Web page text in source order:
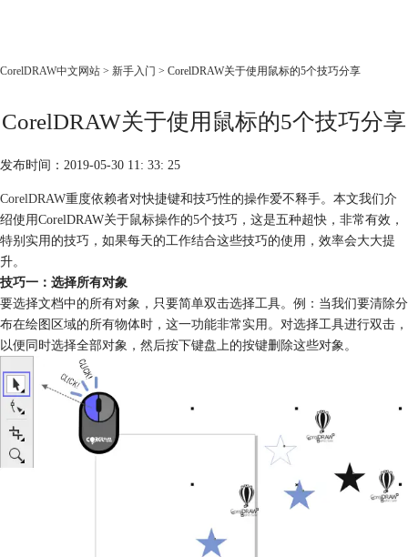
产品
老用户福利
下载
CorelDRAW中文网站 > 新手入门 > CorelDRAW关于使用鼠标的5个技巧分享
CorelDRAW关于使用鼠标的5个技巧分享
发布时间：2019-05-30 11: 33: 25
CorelDRAW重度依赖者对快捷键和技巧性的操作爱不释手。本文我们介
绍使用CorelDRAW关于鼠标操作的5个技巧，这是五种超快，非常有效，
特别实用的技巧，如果每天的工作结合这些技巧的使用，效率会大大提
升。
技巧一：选择所有对象
要选择文档中的所有对象，只要简单双击选择工具。例：当我们要清除分
布在绘图区域的所有物体时，这一功能非常实用。对选择工具进行双击，
以便同时选择全部对象，然后按下键盘上的按键删除这些对象。